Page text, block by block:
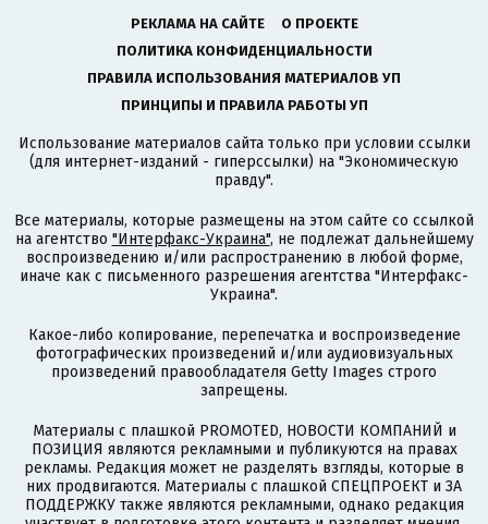
РЕКЛАМА НА САЙТЕ
О ПРОЕКТЕ
ПОЛИТИКА КОНФИДЕНЦИАЛЬНОСТИ
ПРАВИЛА ИСПОЛЬЗОВАНИЯ МАТЕРИАЛОВ УП
ПРИНЦИПЫ И ПРАВИЛА РАБОТЫ УП
Использование материалов сайта только при условии ссылки
(для интернет-изданий - гиперссылки) на "Экономическую
правду".
Все материалы, которые размещены на этом сайте со ссылкой
на агентство "Интерфакс-Украина", не подлежат дальнейшему
воспроизведению и/или распространению в любой форме,
иначе как с письменного разрешения агентства "Интерфакс-
Украина".
Какое-либо копирование, перепечатка и воспроизведение
фотографических произведений и/или аудиовизуальных
произведений правообладателя Getty Images строго
запрещены.
Материалы с плашкой PROMOTED, НОВОСТИ КОМПАНИЙ и
ПОЗИЦИЯ являются рекламными и публикуются на правах
рекламы. Редакция может не разделять взгляды, которые в
них продвигаются. Материалы с плашкой СПЕЦПРОЕКТ и ЗА
ПОДДЕРЖКУ также являются рекламными, однако редакция